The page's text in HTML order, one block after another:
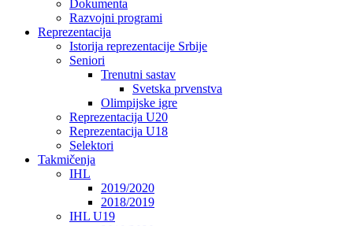
Dokumenta
Razvojni programi
Reprezentacija
Istorija reprezentacije Srbije
Seniori
Trenutni sastav
Svetska prvenstva
Olimpijske igre
Reprezentacija U20
Reprezentacija U18
Selektori
Takmičenja
IHL
2019/2020
2018/2019
IHL U19